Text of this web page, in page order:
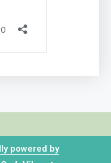
powered by